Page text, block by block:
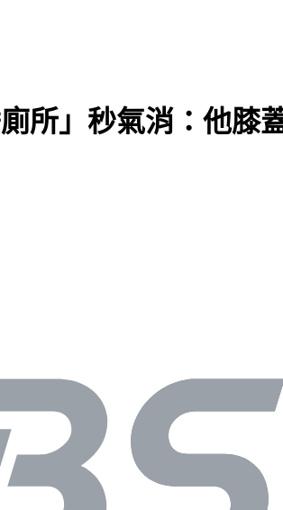
所」秒氣消：他膝